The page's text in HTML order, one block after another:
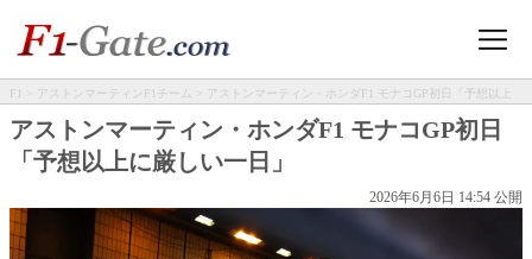
F1 > アストンマーティンF1チーム
> アストンマーティン・ホンダF1 モナコGP初日「予想以上
に厳しい一日」
アストンマーティン・ホンダF1 モナコGP初日
「予想以上に厳しい一日」
2026年6月6日 14:54 公開